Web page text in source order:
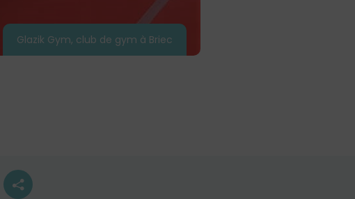
Glazik Gym, club de gym à Briec